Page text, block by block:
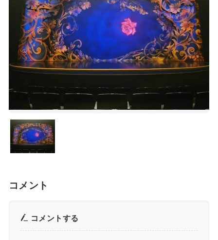
コメント
コメントする